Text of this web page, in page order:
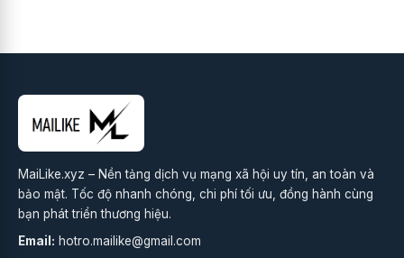
MaiLike.xyz – Nền tảng dịch vụ mạng xã hội uy tín, an toàn và
bảo mật. Tốc độ nhanh chóng, chi phí tối ưu, đồng hành cùng
bạn phát triển thương hiệu.
Email: hotro.mailike@gmail.com